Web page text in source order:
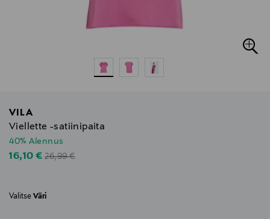
VILA
Viellette -satiinipaita
40% Alennus
Discounted Price
16,10 €Original Price
26,99 €
Valitse Väri